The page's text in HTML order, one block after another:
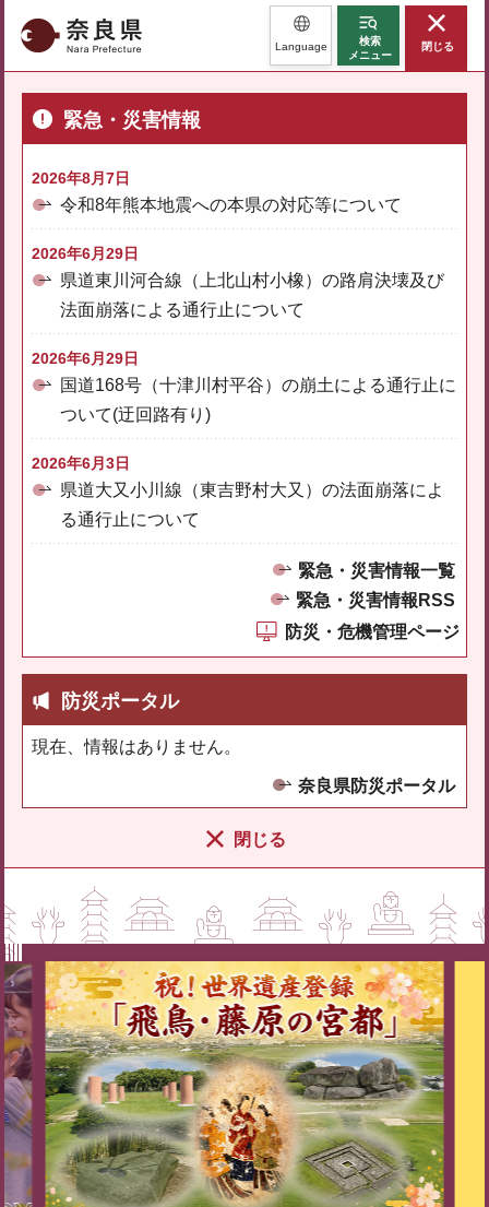
奈良県 Language
検索
メニュー
閉じる
緊急・災害情報
2026年8月7日
令和8年熊本地震への本県の対応等について
2026年6月29日
県道東川河合線（上北山村小橡）の路肩決壊及び
法面崩落による通行止について
2026年6月29日
国道168号（十津川村平谷）の崩土による通行止に
ついて(迂回路有り)
2026年6月3日
県道大又小川線（東吉野村大又）の法面崩落によ
る通行止について
緊急・災害情報一覧
緊急・災害情報RSS
防災・危機管理ページ
防災ポータル
現在、情報はありません。
奈良県防災ポータル
閉じる